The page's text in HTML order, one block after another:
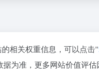
的相关权重信息，可以点击"
为准，更多网站价值评估